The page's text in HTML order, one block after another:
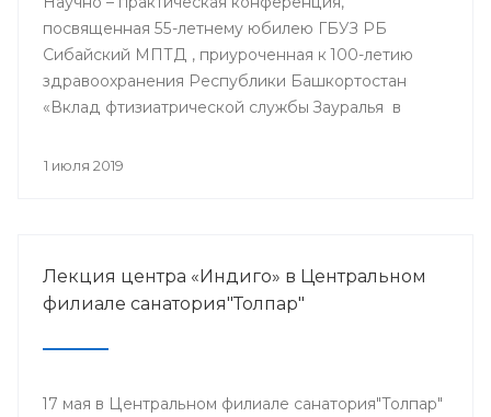
посвященная 55-летнему юбилею ГБУЗ РБ
Сибайский МПТД , приуроченная к 100-летию
здравоохранения Республики Башкортостан
«Вклад фтизиатрической службы Зауралья в
года в городе Сибай.
1 июля 2019
Лекция центра «Индиго» в Центральном
филиале санатория"Толпар"
17 мая в Центральном филиале санатория"Толпар"